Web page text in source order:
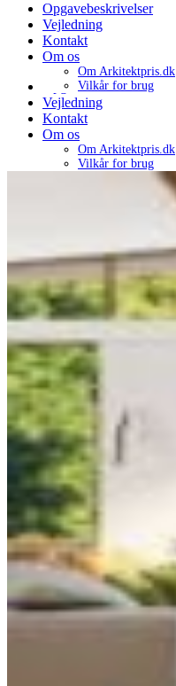
Opgavebeskrivelser
Vejledning
Kontakt
Om os
Om Arkitektpris.dk
Vilkår for brug
Opgavebeskrivelser
Vejledning
Kontakt
Om os
Om Arkitektpris.dk
Vilkår for brug